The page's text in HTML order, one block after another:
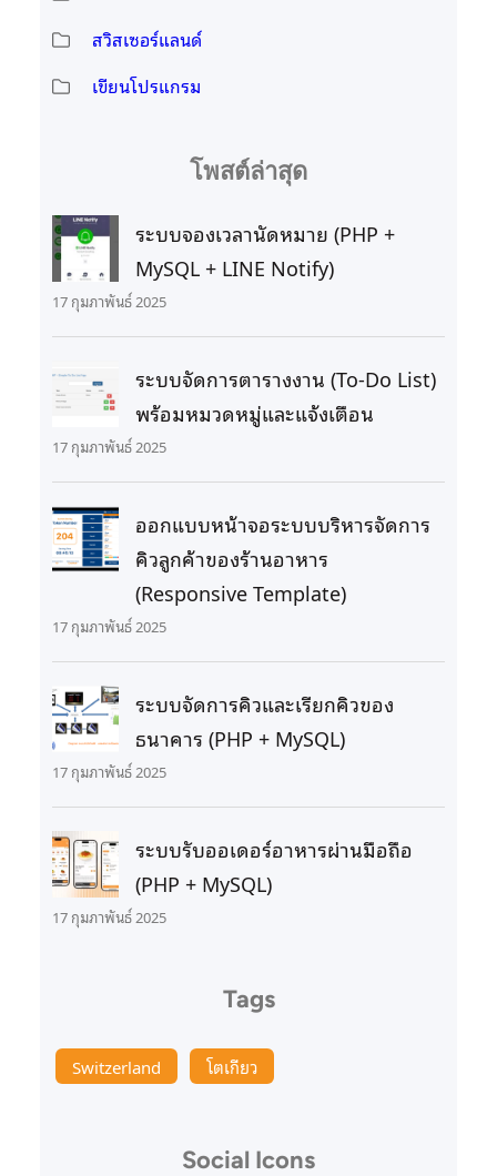
สวิสเซอร์แลนด์
เขียนโปรแกรม
โพสต์ล่าสุด
ระบบจองเวลานัดหมาย (PHP +
MySQL + LINE Notify)
17 กุมภาพันธ์ 2025
ระบบจัดการตารางงาน (To-Do List)
พร้อมหมวดหมู่และแจ้งเตือน
17 กุมภาพันธ์ 2025
ออกแบบหน้าจอระบบบริหารจัดการ
คิวลูกค้าของร้านอาหาร
(Responsive Template)
17 กุมภาพันธ์ 2025
ระบบจัดการคิวและเรียกคิวของ
ธนาคาร (PHP + MySQL)
17 กุมภาพันธ์ 2025
ระบบรับออเดอร์อาหารผ่านมือถือ
(PHP + MySQL)
17 กุมภาพันธ์ 2025
Tags
Switzerland โตเกียว
Social Icons